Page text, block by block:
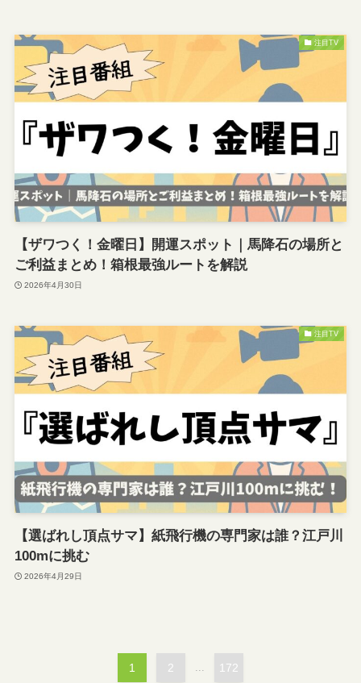
注目TV
【ザワつく！金曜日】開運スポット｜馬降石の場所と
ご利益まとめ！箱根最強ルートを解説
2026年4月30日
注目TV
【選ばれし頂点サマ】紙飛行機の専門家は誰？江戸川
100mに挑む
2026年4月29日
1 2 ... 172